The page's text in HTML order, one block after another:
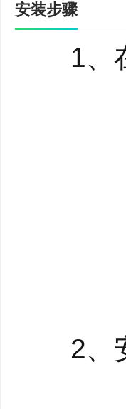
搭建智
4、会
会员
金
安装步骤
1、在
2、安